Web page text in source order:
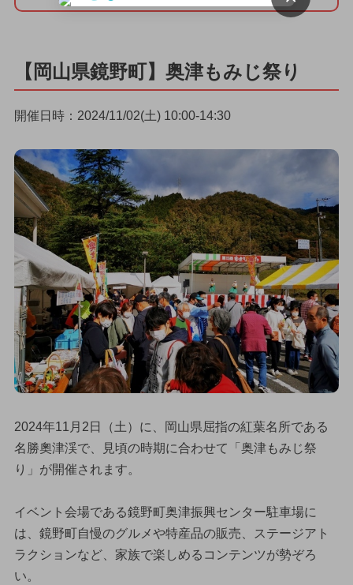
【岡山県鏡野町】奥津もみじ祭り
開催日時：2024/11/02(土) 10:00-14:30
2024年11月2日（土）に、岡山県屈指の紅葉名所である
名勝奧津渓で、見頃の時期に合わせて「奥津もみじ祭
り」が開催されます。
イベント会場である鏡野町奥津振興センター駐車場に
は、鏡野町自慢のグルメや特産品の販売、ステージアト
ラクションなど、家族で楽しめるコンテンツが勢ぞろ
い。